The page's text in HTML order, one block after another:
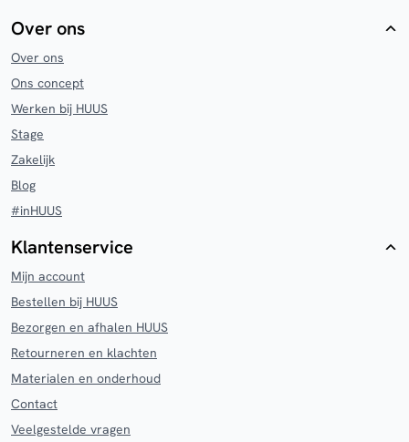
Over ons
Over ons
Ons concept
Werken bij HUUS
Stage
Zakelijk
Blog
#inHUUS
Klantenservice
Mijn account
Bestellen bij HUUS
Bezorgen en afhalen HUUS
Retourneren en klachten
Materialen en onderhoud
Contact
Veelgestelde vragen